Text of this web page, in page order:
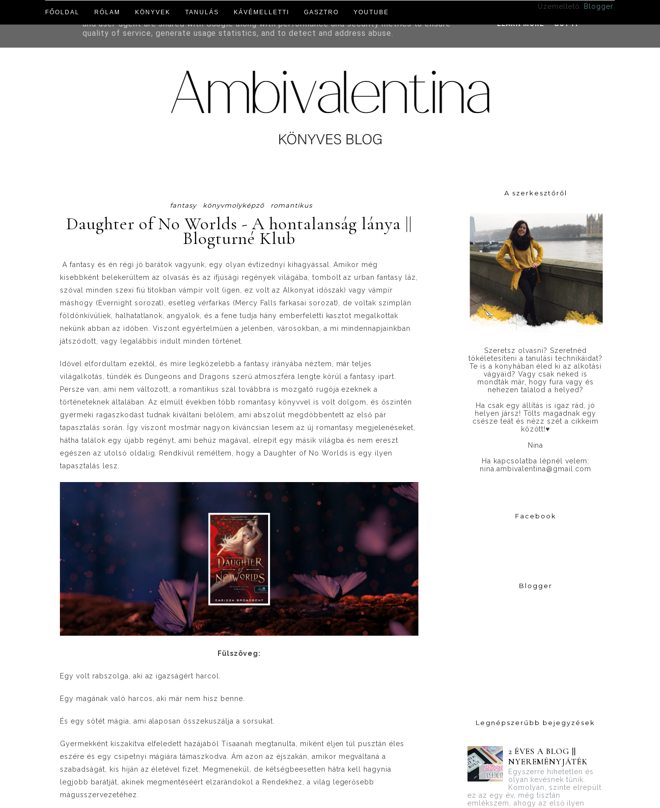
FŐOLDAL RÓLAM KÖNYVEK TANULÁS KÁVÉMELLETTI GASZTRO YOUTUBE
Üzemeltető: Blogger
fantasy könyvmolyképző romantikus
Daughter of No Worlds - A hontalanság lánya ||
Blogturné Klub
A fantasy és én régi jó barátok vagyunk, egy olyan évtizednyi kihagyással. Amikor még
kisebbként belekerültem az olvasás és az ifjúsági regények világába, tombolt az urban fantasy láz,
szóval minden szexi fiú titokban vámpír volt (igen, ez volt az Alkonyat időszak) vagy vámpír
máshogy (Evernight sorozat), esetleg vérfarkas (Mercy Falls farkasai sorozat), de voltak szimplán
földönkívüliek, halhatatlanok, angyalok, és a fene tudja hány emberfeletti kasztot megalkottak
nekünk abban az időben. Viszont egyértelműen a jelenben, városokban, a mi mindennapjainkban
játszódott, vagy legalábbis indult minden történet.
Idővel elfordultam ezektől, és mire legközelebb a fantasy irányába néztem, már teljes
világalkotás, tündék és Dungeons and Dragons szerű atmoszféra lengte körül a fantasy ipart.
Persze van, ami nem változott, a romantikus szál továbbra is mozgató rugója ezeknek a
történeteknek általában. Az elmúlt években több romantasy könyvvel is volt dolgom, és őszintén
gyermeki ragaszkodást tudnak kiváltani belőlem, ami abszolút megdöbbentett az első pár
tapasztalás során. Így viszont mostmár nagyon kíváncsian lesem az új romantasy megjelenéseket,
hátha találok egy újabb regényt, ami behúz magával, elrepít egy másik világba és nem ereszt
egészen az utolsó oldalig. Rendkívül reméltem, hogy a Daughter of No Worlds is egy ilyen
tapasztalás lesz.
Fülszöveg:
Egy volt rabszolga, aki az igazságért harcol.
Egy magának való harcos, aki már nem hisz benne.
És egy sötét mágia, ami alaposan összekuszálja a sorsukat.
Gyermekként kiszakítva elfeledett hazájából Tisaanah megtanulta, miként éljen túl pusztán éles
eszére és egy csipetnyi mágiára támaszkodva. Ám azon az éjszakán, amikor megváltaná a
szabadságát, kis híján az életével fizet. Megmenekül, de kétségbeesetten hátra kell hagynia
legjobb barátját, akinek megmentéséért elzarándokol a Rendekhez, a világ legerősebb
mágusszervezetéhez.
A szerkesztőről
Szeretsz olvasni? Szeretnéd
tökéletesíteni a tanulási technikáidat?
Te is a konyhában éled ki az alkotási
vágyaid? Vagy csak neked is
mondták már, hogy fura vagy és
nehezen találod a helyed?
Ha csak egy állítás is igaz rád, jó
helyen jársz! Tölts magadnak egy
csésze teát és nézz szét a cikkeim
között!♥
Nina
Ha kapcsolatba lépnél velem:
nina.ambivalentina@gmail.com
Facebook
Blogger
Legnépszerűbb bejegyzések
2 ÉVES A BLOG ||
NYEREMÉNYJÁTÉK
Egyszerre hihetetlen és
olyan kevésnek tűnik.
Komolyan, szinte elrepült
ez az egy év, még tisztán
emlékszem, ahogy az első ilyen
This site uses cookies from Google to deliver its services and to analyze traffic. Your IP address
and user-agent are shared with Google along with performance and security metrics to ensure
quality of service, generate usage statistics, and to detect and address abuse.
LEARN MORE GOT IT